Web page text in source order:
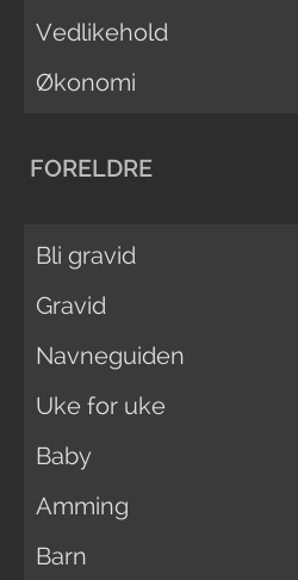
Vedlikehold
Økonomi
FORELDRE
Bli gravid
Gravid
Navneguiden
Uke for uke
Baby
Amming
Barn